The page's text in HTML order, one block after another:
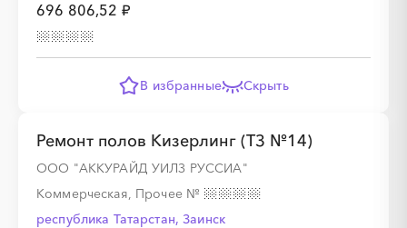
696 806,52 ₽
В избранные Скрыть
Ремонт полов Кизерлинг (ТЗ №14)
ООО "АККУРАЙД УИЛЗ РУССИА"
Коммерческая, Прочее №
республика Татарстан, Заинск